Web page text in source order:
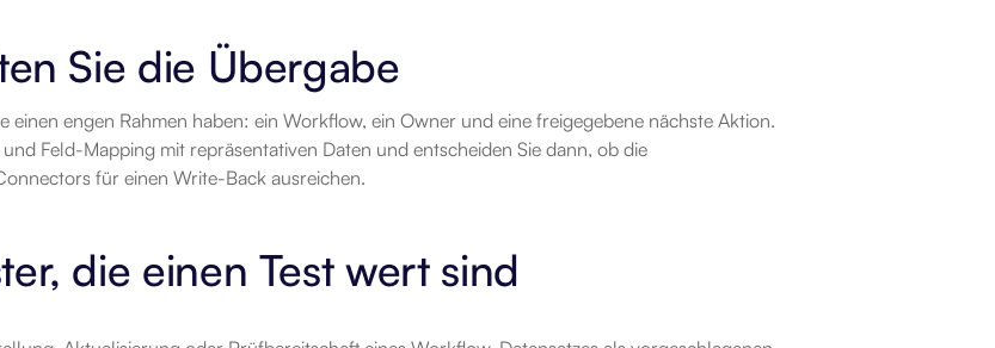
Sie die Übergabe
einen engen Rahmen haben: ein Workflow, ein Owner und eine freigegebene nächste Aktion.
und Feld-Mapping mit repräsentativen Daten und entscheiden Sie dann, ob die
für einen Write-Back ausreichen.
die einen Test wert sind